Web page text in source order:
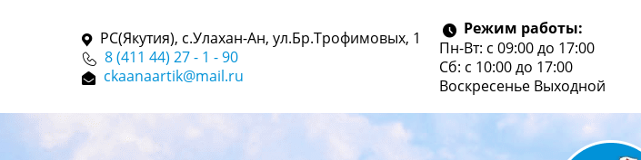
РС(Якутия), с.Улахан-Ан, ул.Бр.Трофимовых, 1
8 (411 44) 27 - 1 - 90
ckaanaartik@mail.ru
Режим работы:
Пн-Вт: с 09:00 до 17:00
Сб: с 10:00 до 17:00
Воскресенье Выходной